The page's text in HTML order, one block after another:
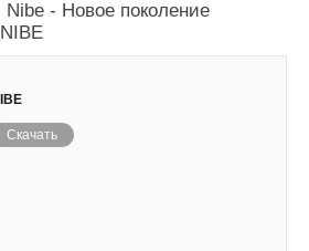
Nibe - Новое поколение
Скачать